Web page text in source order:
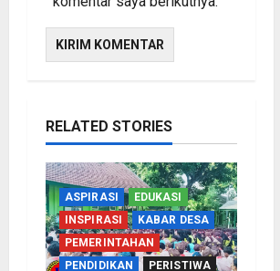
RELATED STORIES
ASPIRASI
EDUKASI
INSPIRASI
KABAR DESA
PEMERINTAHAN
PENDIDIKAN
PERISTIWA